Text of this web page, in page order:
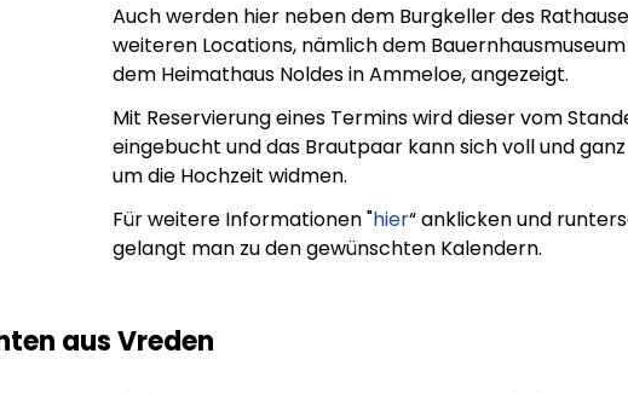
Auch werden hier neben dem Burgkeller des
weiteren Locations, nämlich dem
dem Heimathaus Noldes in Ammeloe, angezeigt.
Mit Reservierung eines Termins wird dieser vom
eingebucht und das Brautpaar kann sich voll und
um die Hochzeit widmen.
Für weitere Informationen "hier“ anklicken und
gelangt man zu den gewünschten Kalendern.
aus Vreden
Lorem ipsum Lorem